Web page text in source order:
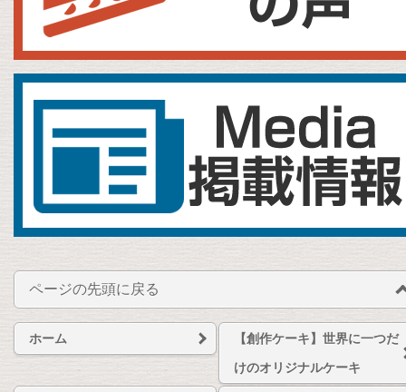
ページの先頭に戻る
ホーム
【創作ケーキ】世界に一つだ
けのオリジナルケーキ